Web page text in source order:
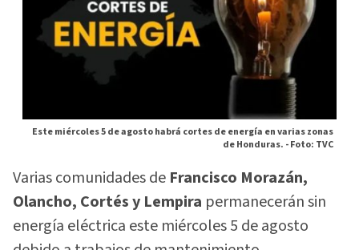
Este miércoles 5 de agosto habrá cortes de energía en varias zonas
de Honduras. -Foto: TVC
Varias comunidades de Francisco Morazán,
Olancho, Cortés y Lempira permanecerán sin
energía eléctrica este miércoles 5 de agosto